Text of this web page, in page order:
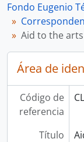
Fondo Eugenio
Aid to the
Área de
Código de
referencia
Título